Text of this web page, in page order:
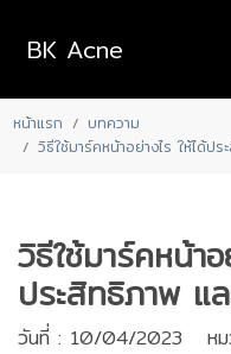
BK Acne
หน้าแรก
บทความ
วิธีใช้มาร์คหน้าอย่างไร ให้ได้ป
วิธีใช้มาร์คหน้า
ประสิทธิภาพ แ
วันที่ : 10/04/2023 หม